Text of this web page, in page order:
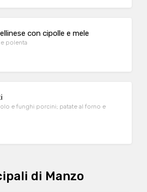
con cipolle e mele
polenta
e funghi porcini; patate al forno e
di Manzo